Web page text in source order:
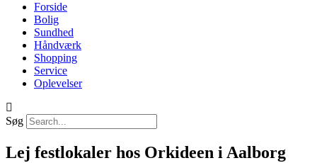
Forside
Bolig
Sundhed
Håndværk
Shopping
Service
Oplevelser
Søg
Lej festlokaler hos Orkideen i Aalborg